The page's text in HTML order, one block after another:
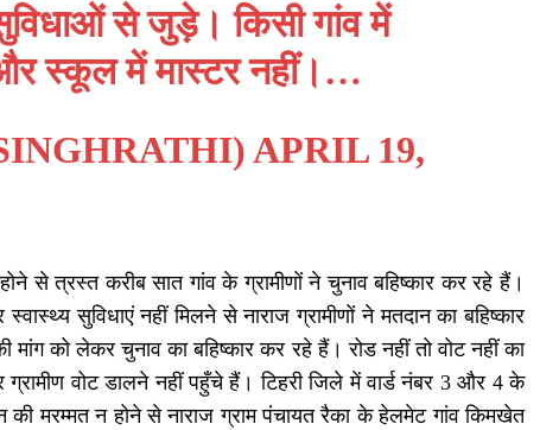
सुविधाओं से जुड़े। किसी गांव में
स्कूल में मास्टर नहीं।…
APRIL 19,
से त्रस्त करीब सात गांव के ग्रामीणों ने चुनाव बहिष्कार कर रहे हैं।
सुविधाएं नहीं मिलने से नाराज ग्रामीणों ने मतदान का बहिष्कार
मांग को लेकर चुनाव का बहिष्कार कर रहे हैं। रोड नहीं तो वोट नहीं का
वोट डालने नहीं पहुँचे हैं। टिहरी जिले में वार्ड नंबर 3 और 4 के
की मरम्मत न होने से नाराज ग्राम पंचायत रैका के हेलमेट गांव किमखेत